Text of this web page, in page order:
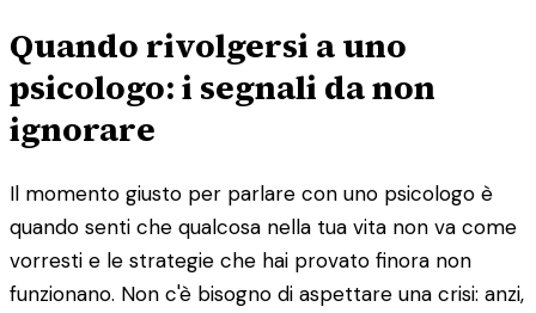
Quando rivolgersi a uno
psicologo: i segnali da non
ignorare
Il momento giusto per parlare con uno psicologo è
quando senti che qualcosa nella tua vita non va come
vorresti e le strategie che hai provato finora non
funzionano. Non c'è bisogno di aspettare una crisi: anzi,